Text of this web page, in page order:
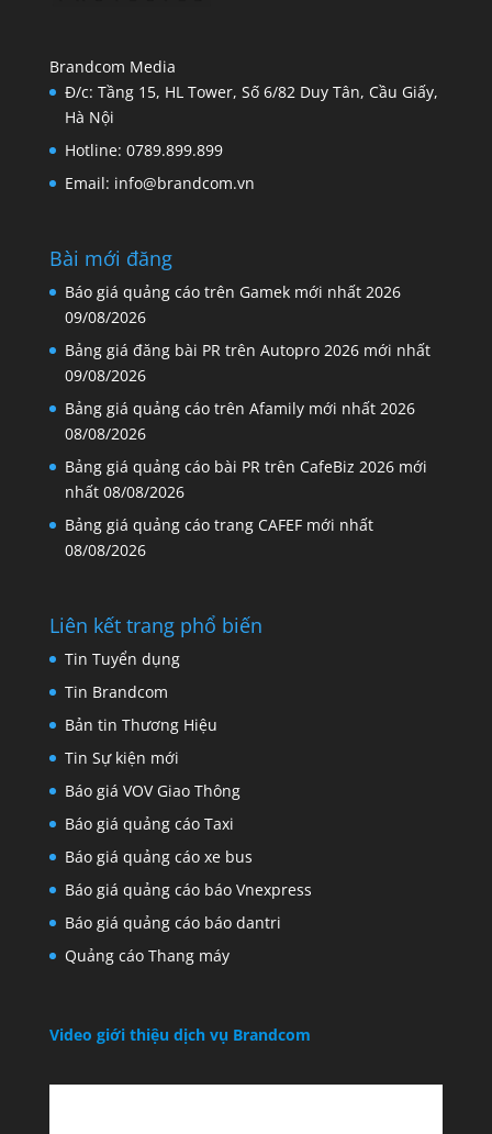
Brandcom Media
Đ/c: Tầng 15, HL Tower, Số 6/82 Duy Tân, Cầu Giấy,
Hà Nội
Hotline: 0789.899.899
Email: info@brandcom.vn
Bài mới đăng
Báo giá quảng cáo trên Gamek mới nhất 2026
09/08/2026
Bảng giá đăng bài PR trên Autopro 2026 mới nhất
09/08/2026
Bảng giá quảng cáo trên Afamily mới nhất 2026
08/08/2026
Bảng giá quảng cáo bài PR trên CafeBiz 2026 mới
nhất 08/08/2026
Bảng giá quảng cáo trang CAFEF mới nhất
08/08/2026
Liên kết trang phổ biến
Tin Tuyển dụng
Tin Brandcom
Bản tin Thương Hiệu
Tin Sự kiện mới
Báo giá VOV Giao Thông
Báo giá quảng cáo Taxi
Báo giá quảng cáo xe bus
Báo giá quảng cáo báo Vnexpress
Báo giá quảng cáo báo dantri
Quảng cáo Thang máy
Video giới thiệu dịch vụ Brandcom